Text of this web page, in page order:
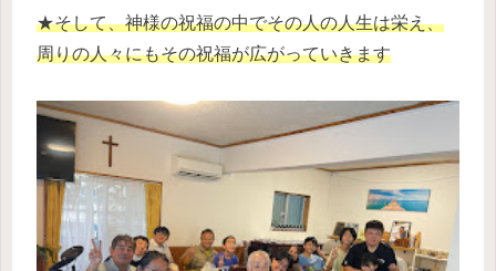
★そして、神様の祝福の中でその人の人生は栄え、
周りの人々にもその祝福が広がっていきます